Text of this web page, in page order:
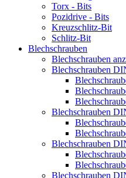
Torx - Bits
Pozidrive - Bits
Kreuzschlitz-Bit
Schlitz-Bit
Blechschrauben
Blechschrauben
Blechschrauben
Blechschrauben
Blechschrauben
Blechschrauben